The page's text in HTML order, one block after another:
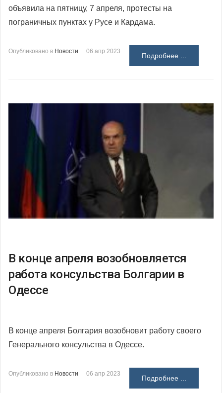
объявила на пятницу, 7 апреля, протесты на
пограничных пунктах у Русе и Кардама.
Опубликовано в Новости 06 апр 2023
Подробнее ...
В конце апреля возобновляется
работа консульства Болгарии в
Одессе
В конце апреля Болгария возобновит работу своего
Генерального консульства в Одессе.
Опубликовано в Новости 06 апр 2023
Подробнее ...